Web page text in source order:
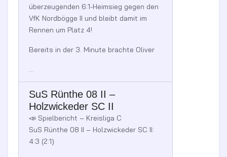
überzeugenden 6:1-Heimsieg gegen den
VfK Nordbögge II und bleibt damit im
Rennen um Platz 4!
Bereits in der 3. Minute brachte Oliver
...
SuS Rünthe 08 II –
Holzwickeder SC II
📣 Spielbericht – Kreisliga C
SuS Rünthe 08 II – Holzwickeder SC II:
4:3 (2:1)